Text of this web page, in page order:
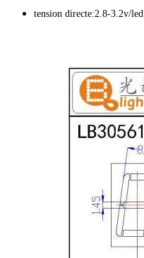
tension directe:2.8-3.2v/led